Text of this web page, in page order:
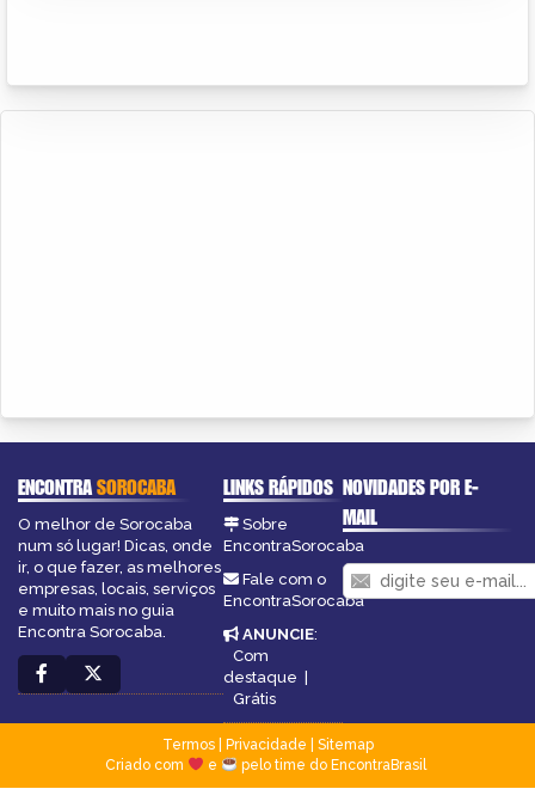
ENCONTRASOROCABA
O melhor de Sorocaba
num só lugar! Dicas, onde
ir, o que fazer, as melhores
empresas, locais, serviços
e muito mais no guia
Encontra Sorocaba.
LINKS RÁPIDOS
Sobre
EncontraSorocaba
Fale com o
EncontraSorocaba
ANUNCIE:
Com
destaque |
Grátis
NOVIDADES POR E-
MAIL
Termos| Privacidade
Sitemap
Criado com
e pelo time do EncontraBrasil